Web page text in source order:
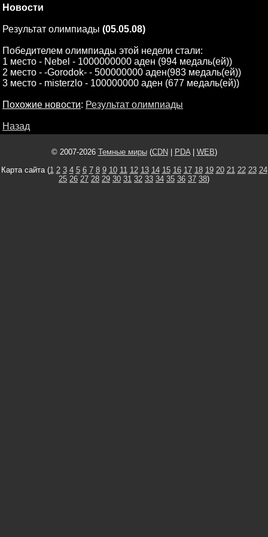
Новости
Результат олимпиады (05.05.08)
Победителем олимпиады этой недели стали:
1 место - Nebel - 1000000000 аден (994 медаль(ей))
2 место - -Gorodok- - 500000000 аден(983 медаль(ей))
3 место - misterzlo - 100000000 аден (677 медаль(ей))
Похожие новости: Результат олимпиады
Назад
© 2007-2026 Темные миры(CDN PDA| WEB)
Карта сайта (1 2 3 4 5 6 7 8 9 10 11 12 13 14 15 16 17 18 19 20 21 22 23 24
25 26 27 28 29 30 31 32 33 34 35 36 37 38)